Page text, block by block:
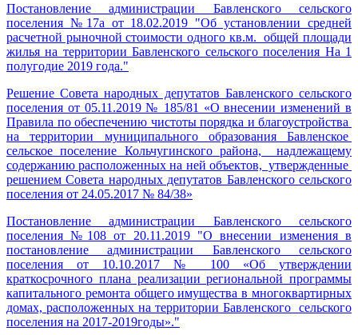
Постановление администрации Бавленского сельского
поселения №17a от 18.02.2019 "Об установлении средней
расчетной рыночной стоимости одного кв.м. общей площади
жилья на территории Бавленского сельского поселения На 1
полугодие 2019 года."
Решение Совета народных депутатов Бавленского сельского
поселения от 05.11.2019 № 185/81 «О внесении изменений в
Правила по обеспечению чистоты порядка и благоустройства
на территории муниципального образования Бавленское
сельское поселение Кольчугинского района, надлежащему
содержанию расположенных на ней объектов, утвержденные
решением Совета народных депутатов Бавленского сельского
поселения от 24.05.2017 № 84/38»
Постановление администрации Бавленского сельского
поселения №108 от 20.11.2019 "О внесении изменения в
постановление администрации Бавленского сельского
поселения от 10.10.2017 № 100 «Об утверждении
краткосрочного плана реализации региональной программы
капитального ремонта общего имущества в многоквартирных
домах, расположенных на территории Бавленского сельского
поселения на 2017-2019годы»."